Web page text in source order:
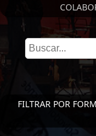
FILTRAR POR